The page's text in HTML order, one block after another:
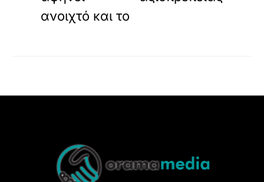
ανοιχτό και το
Top